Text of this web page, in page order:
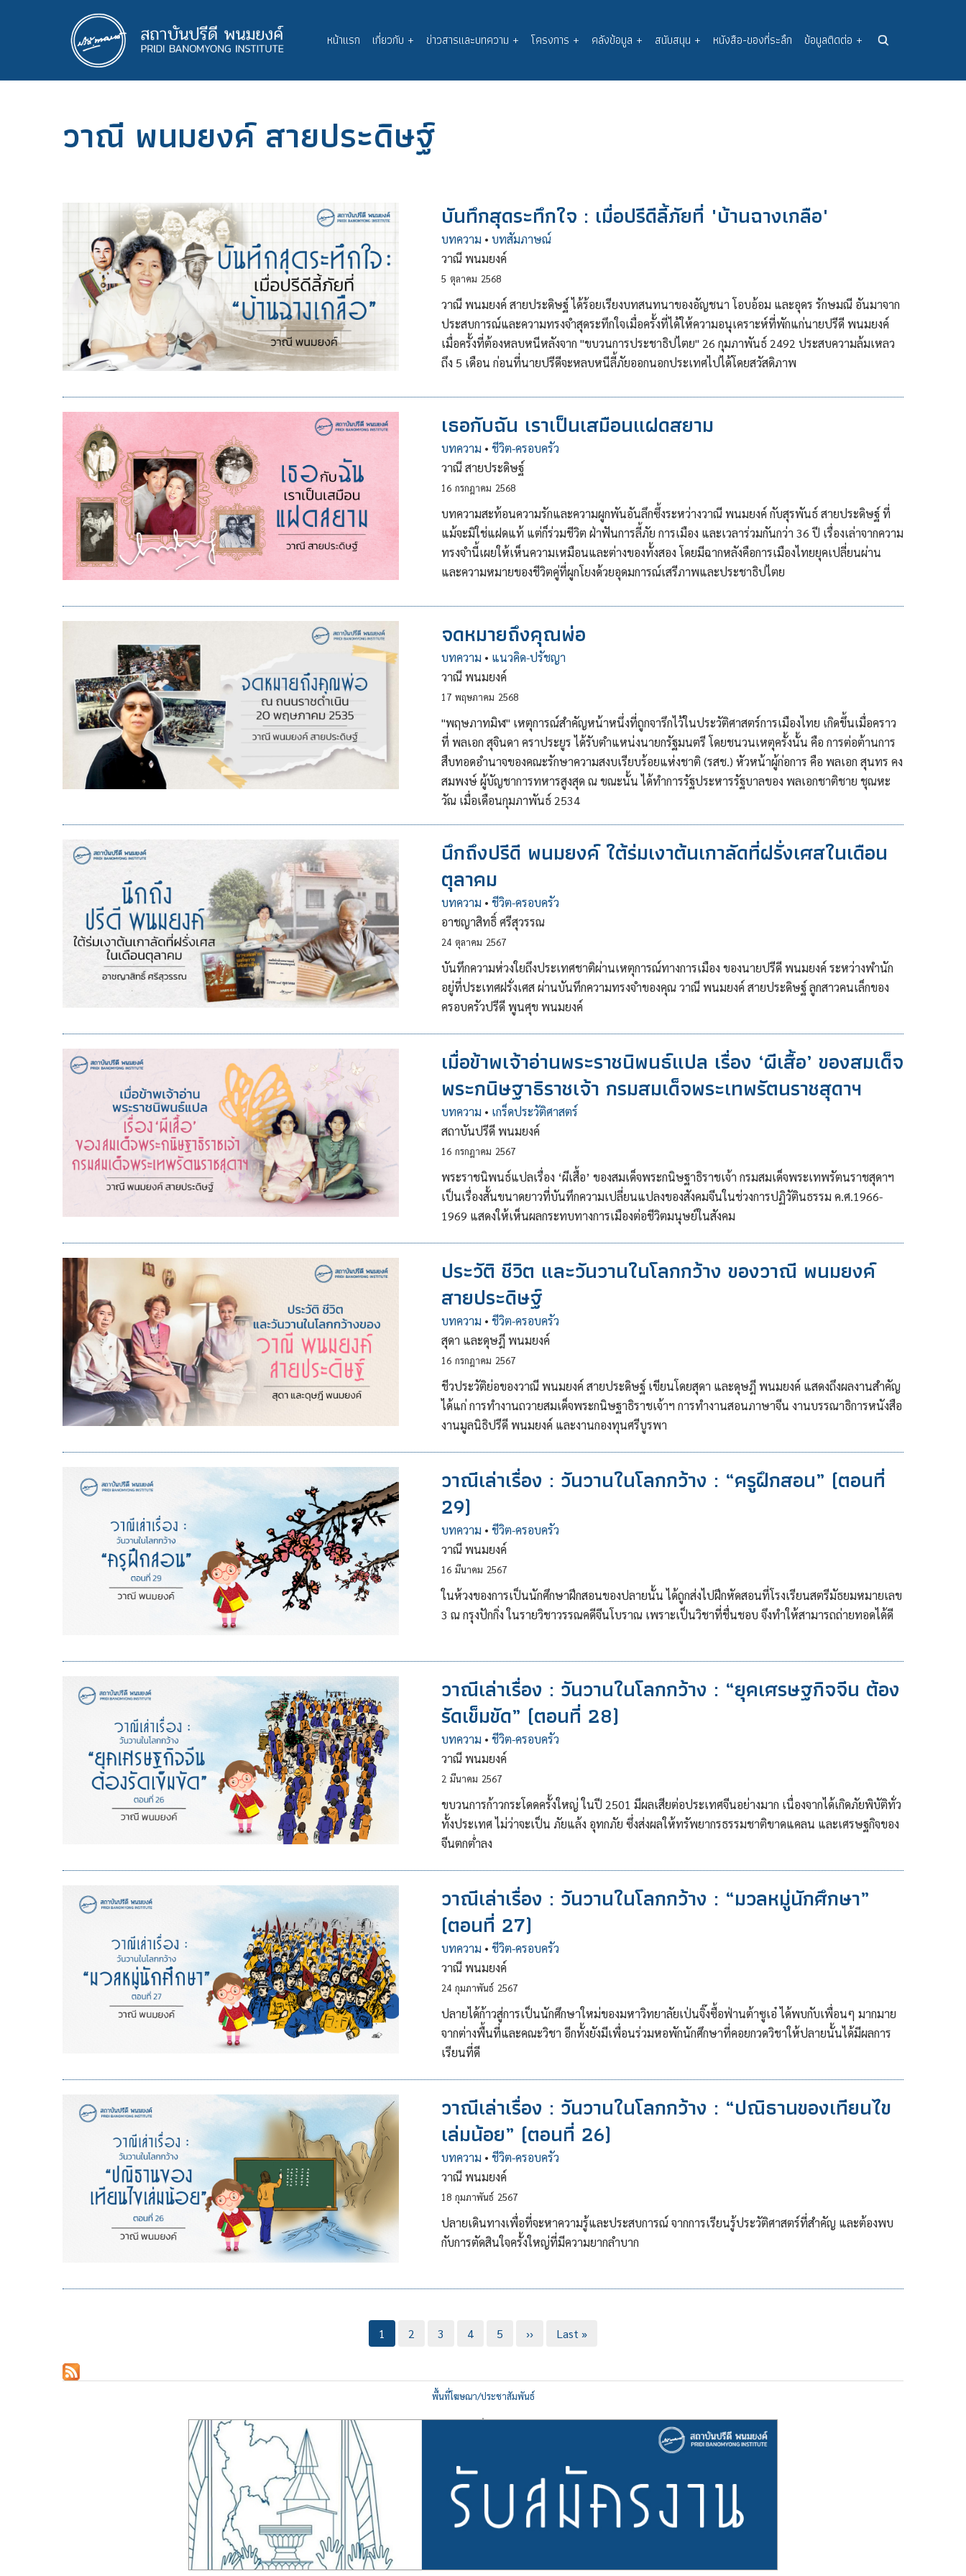
Main
navigation
หน้าแรก เกี่ยวกับ + ข่าวสารและบทความ + โครงการ + คลังข้อมูล + สนับสนุน + หนังสือ-ของที่ระลึก ข้อมูลติดต่อ +
วาณี พนมยงค์ สายประดิษฐ์
บันทึกสุดระทึกใจ : เมื่อปรีดีลี้ภัยที่ "บ้านฉางเกลือ"
บทความ • บทสัมภาษณ์
วาณี พนมยงค์
5 ตุลาคม 2568
วาณี พนมยงค์ สายประดิษฐ์ ได้ร้อยเรียงบทสนทนาของอัญชนา โอบอ้อม และอุดร รักษมณี อันมาจาก
ประสบการณ์และความทรงจำสุดระทึกใจเมื่อครั้งที่ได้ให้ความอนุเคราะห์ที่พักแก่นายปรีดี พนมยงค์
เมื่อครั้งที่ต้องหลบหนีหลังจาก "ขบวนการประชาธิปไตย" 26 กุมภาพันธ์ 2492 ประสบความล้มเหลว
ถึง 5 เดือน ก่อนที่นายปรีดีจะหลบหนีลี้ภัยออกนอกประเทศไปได้โดยสวัสดิภาพ
เธอกับฉัน เราเป็นเสมือนแฝดสยาม
บทความ • ชีวิต-ครอบครัว
วาณี สายประดิษฐ์
16 กรกฎาคม 2568
บทความสะท้อนความรักและความผูกพันอันลึกซึ้งระหว่างวาณี พนมยงค์ กับสุรพันธ์ สายประดิษฐ์ ที่
แม้จะมิใช่แฝดแท้ แต่ก็ร่วมชีวิต ฝ่าฟันการลี้ภัย การเมือง และเวลาร่วมกันกว่า 36 ปี เรื่องเล่าจากความ
ทรงจำนี้เผยให้เห็นความเหมือนและต่างของทั้งสอง โดยมีฉากหลังคือการเมืองไทยยุคเปลี่ยนผ่าน
และความหมายของชีวิตคู่ที่ผูกโยงด้วยอุดมการณ์เสรีภาพและประชาธิปไตย
จดหมายถึงคุณพ่อ
บทความ • แนวคิด-ปรัชญา
วาณี พนมยงค์
17 พฤษภาคม 2568
"พฤษภาทมิฬ" เหตุการณ์สำคัญหน้าหนึ่งที่ถูกจารึกไว้ในประวัติศาสตร์การเมืองไทย เกิดขึ้นเมื่อคราว
ที่ พลเอก สุจินดา คราประยูร ได้รับตำแหน่งนายกรัฐมนตรี โดยชนวนเหตุครั้งนั้น คือ การต่อต้านการ
สืบทอดอำนาจของคณะรักษาความสงบเรียบร้อยแห่งชาติ (รสช.) หัวหน้าผู้ก่อการ คือ พลเอก สุนทร คง
สมพงษ์ ผู้บัญชาการทหารสูงสุด ณ ขณะนั้น ได้ทำการรัฐประหารรัฐบาลของ พลเอกชาติชาย ชุณหะ
วัณ เมื่อเดือนกุมภาพันธ์ 2534
นึกถึงปรีดี พนมยงค์ ใต้ร่มเงาต้นเกาลัดที่ฝรั่งเศสในเดือน
ตุลาคม
บทความ • ชีวิต-ครอบครัว
อาชญาสิทธิ์ ศรีสุวรรณ
24 ตุลาคม 2567
บันทึกความห่วงใยถึงประเทศชาติผ่านเหตุการณ์ทางการเมือง ของนายปรีดี พนมยงค์ ระหว่างพำนัก
อยู่ที่ประเทศฝรั่งเศส ผ่านบันทึกความทรงจำของคุณ วาณี พนมยงค์ สายประดิษฐ์ ลูกสาวคนเล็กของ
ครอบครัวปรีดี พูนศุข พนมยงค์
เมื่อข้าพเจ้าอ่านพระราชนิพนธ์แปล เรื่อง ‘ผีเสื้อ’ ของสมเด็จ
พระกนิษฐาธิราชเจ้า กรมสมเด็จพระเทพรัตนราชสุดาฯ
บทความ • เกร็ดประวัติศาสตร์
สถาบันปรีดี พนมยงค์
16 กรกฎาคม 2567
พระราชนิพนธ์แปลเรื่อง ‘ผีเสื้อ’ ของสมเด็จพระกนิษฐาธิราชเจ้า กรมสมเด็จพระเทพรัตนราชสุดาฯ
เป็นเรื่องสั้นขนาดยาวที่บันทึกความเปลี่ยนแปลงของสังคมจีนในช่วงการปฏิวัตินธรรม ค.ศ.1966-
1969 แสดงให้เห็นผลกระทบทางการเมืองต่อชีวิตมนุษย์ในสังคม
ประวัติ ชีวิต และวันวานในโลกกว้าง ของวาณี พนมยงค์
สายประดิษฐ์
บทความ • ชีวิต-ครอบครัว
สุดา และดุษฎี พนมยงค์
16 กรกฎาคม 2567
ชีวประวัติย่อของวาณี พนมยงค์ สายประดิษฐ์ เขียนโดยสุดา และดุษฎี พนมยงค์ แสดงถึงผลงานสำคัญ
ได้แก่ การทำงานถวายสมเด็จพระกนิษฐาธิราชเจ้าฯ การทำงานสอนภาษาจีน งานบรรณาธิการหนังสือ
งานมูลนิธิปรีดี พนมยงค์ และงานกองทุนศรีบูรพา
วาณีเล่าเรื่อง : วันวานในโลกกว้าง : “ครูฝึกสอน” (ตอนที่
29)
บทความ • ชีวิต-ครอบครัว
วาณี พนมยงค์
16 มีนาคม 2567
ในห้วงของการเป็นนักศึกษาฝึกสอนของปลายนั้น ได้ถูกส่งไปฝึกหัดสอนที่โรงเรียนสตรีมัธยมหมายเลข
3 ณ กรุงปักกิ่ง ในรายวิชาวรรณคดีจีนโบราณ เพราะเป็นวิชาที่ชื่นชอบ จึงทำให้สามารถถ่ายทอดได้ดี
วาณีเล่าเรื่อง : วันวานในโลกกว้าง : “ยุคเศรษฐกิจจีน ต้อง
รัดเข็มขัด” (ตอนที่ 28)
บทความ • ชีวิต-ครอบครัว
วาณี พนมยงค์
2 มีนาคม 2567
ขบวนการก้าวกระโดดครั้งใหญ่ ในปี 2501 มีผลเสียต่อประเทศจีนอย่างมาก เนื่องจากได้เกิดภัยพิบัติทั่ว
ทั้งประเทศ ไม่ว่าจะเป็น ภัยแล้ง อุทกภัย ซึ่งส่งผลให้ทรัพยากรธรรมชาติขาดแคลน และเศรษฐกิจของ
จีนตกต่ำลง
วาณีเล่าเรื่อง : วันวานในโลกกว้าง : “มวลหมู่นักศึกษา”
(ตอนที่ 27)
บทความ • ชีวิต-ครอบครัว
วาณี พนมยงค์
24 กุมภาพันธ์ 2567
ปลายได้ก้าวสู่การเป็นนักศึกษาใหม่ของมหาวิทยาลัยเป่นจิ๊งซื้อฟ่านต้าซูเอ๋ ได้พบกับเพื่อนๆ มากมาย
จากต่างพื้นที่และคณะวิชา อีกทั้งยังมีเพื่อนร่วมหอพักนักศึกษาที่คอยกวดวิชาให้ปลายนั้นได้มีผลการ
เรียนที่ดี
วาณีเล่าเรื่อง : วันวานในโลกกว้าง : “ปณิธานของเทียนไข
เล่มน้อย” (ตอนที่ 26)
บทความ • ชีวิต-ครอบครัว
วาณี พนมยงค์
18 กุมภาพันธ์ 2567
ปลายเดินทางเพื่อที่จะหาความรู้และประสบการณ์ จากการเรียนรู้ประวัติศาสตร์ที่สำคัญ และต้องพบ
กับการตัดสินใจครั้งใหญ่ที่มีความยากลำบาก
Current
1 Page
2 Page
3 Page
4 Page
5
Next
››
Last
Last »
พื้นที่โฆษณา/ประชาสัมพันธ์